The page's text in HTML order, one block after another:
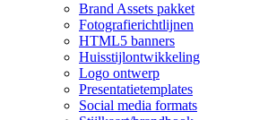
Brand Assets pakket
Fotografierichtlijnen
HTML5 banners
Huisstijlontwikkeling
Logo ontwerp
Presentatietemplates
Social media formats